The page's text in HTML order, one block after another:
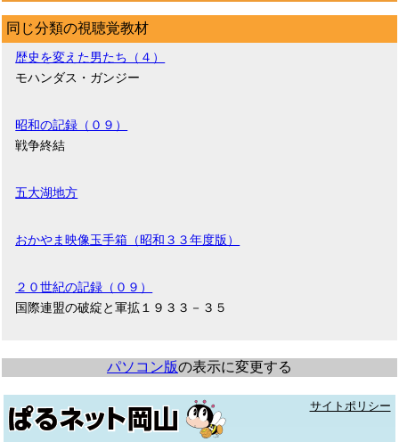
同じ分類の視聴覚教材
歴史を変えた男たち（４）
モハンダス・ガンジー
昭和の記録（０９）
戦争終結
五大湖地方
おかやま映像玉手箱（昭和３３年度版）
２０世紀の記録（０９）
国際連盟の破綻と軍拡１９３３－３５
パソコン版の表示に変更する
サイトポリシー